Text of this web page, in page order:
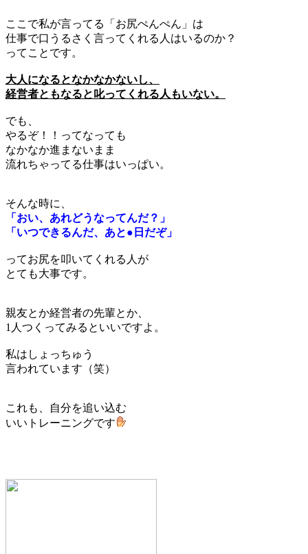
ここで私が言ってる「お尻ぺんぺん」は
仕事で口うるさく言ってくれる人はいるのか？
ってことです。
大人になるとなかなかないし、
経営者ともなると叱ってくれる人もいない。
でも、
やるぞ！！ってなっても
なかなか進まないまま
流れちゃってる仕事はいっぱい。
そんな時に、
「おい、あれどうなってんだ？」
「いつできるんだ、あと●日だぞ」
ってお尻を叩いてくれる人が
とても大事です。
親友とか経営者の先輩とか、
1人つくってみるといいですよ。
私はしょっちゅう
言われています（笑）
これも、自分を追い込む
いいトレーニングです